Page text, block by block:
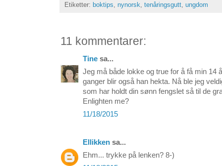
Etiketter: boktips, nynorsk, tenåringsgutt, ungdom
11 kommentarer:
Tine sa...
Jeg må både lokke og true for å få min 14
ganger blir også han hekta. Nå ble jeg
som har holdt din sønn fengslet så til de
Enlighten me?
11/18/2015
Ellikken sa...
Ehm... trykke på lenken? 8-)